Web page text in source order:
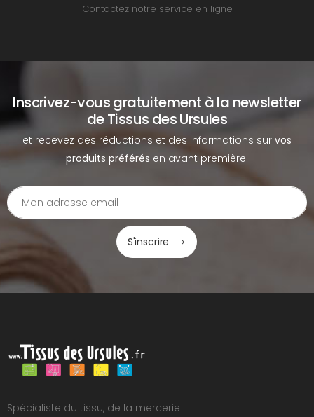
Contactez notre service en ligne
Inscrivez-vous gratuitement à la newsletter
de Tissus des Ursules
et recevez des réductions et des informations sur vos
produits préférés en avant première.
S'inscrire
Spécialiste du tissu, de la mercerie